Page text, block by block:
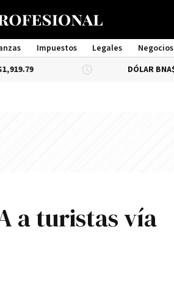
Impuestos Legales Negocios
Management
DÓLAR BNA$1,520.00
a turistas ví­a